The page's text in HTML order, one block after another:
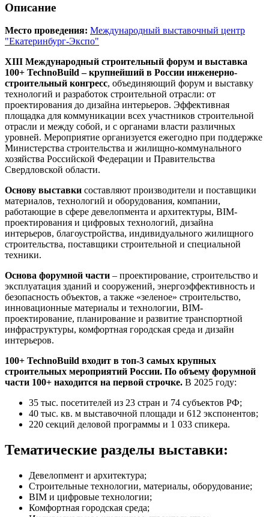
Описание
Место проведения: Международный выставочный центр
"Екатеринбург-Экспо"
XIII Международный строительный форум и выставка
100+ TechnoBuild – крупнейший в России инженерно-
строительный конгресс, объединяющий форум и выставку
технологий и разработок строительной отрасли: от
проектирования до дизайна интерьеров. Эффективная
площадка для коммуникации всех участников строительной
отрасли и между собой, и с органами власти различных
уровней. Мероприятие организуется ежегодно при поддержке
Министерства строительства и жилищно-коммунального
хозяйства Российской Федерации и Правительства
Свердловской области.
Основу выставки составляют производители и поставщики
материалов, технологий и оборудования, компании,
работающие в сфере девелопмента и архитектуры, BIM-
проектирования и цифровых технологий, дизайна
интерьеров, благоустройства, индивидуального жилищного
строительства, поставщики строительной и специальной
техники.
Основа форумной части – проектирование, строительство и
эксплуатация зданий и сооружений, энергоэффективность и
безопасность объектов, а также «зеленое» строительство,
инновационные материалы и технологии, BIM-
проектирование, планирование и развитие транспортной
инфраструктуры, комфортная городская среда и дизайн
интерьеров.
100+ TechnoBuild входит в топ-3 самых крупных
строительных мероприятий России. По объему форумной
части 100+ находится на первой строчке. В 2025 году:
35 тыс. посетителей из 23 стран и 74 субъектов РФ;
40 тыс. кв. м выставочной площади и 612 экспонентов;
220 секций деловой программы и 1 033 спикера.
Тематические разделы выставки:
Девелопмент и архитектура;
Строительные технологии, материалы, оборудование;
BIM и цифровые технологии;
Комфортная городская среда;